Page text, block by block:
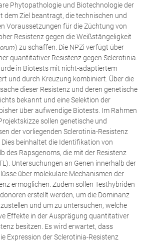
Phytopathologie und Biotechnologie der
dem Ziel beantragt, die technischen und
Voraussetzungen für die Züchtung von
Resistenz gegen die Weißstängeligkeit
) zu schaffen. Die NPZi verfügt über
quantitativer Resistenz gegen Sclerotinia.
in Biotests mit nicht-adaptiertem
und durch Kreuzung kombiniert. Über die
dieser Resistenz und deren genetische
bekannt und eine Selektion der
über aufwendige Biotests. Im Rahmen
sollen genetische und
der vorliegenden Sclerotinia-Resistenz
beinhaltet die Identifikation von
des Rapsgenoms, die mit der Resistenz
Untersuchungen an Genen innerhalb der
über molekulare Mechanismen der
ermöglichen. Zudem sollen Testhybriden
erstellt werden, um die Dominanz
und um zu untersuchen, welche
Effekte in der Ausprägung quantitativer
besitzen. Es wird erwartet, dass
Expression der Sclerotinia-Resistenz